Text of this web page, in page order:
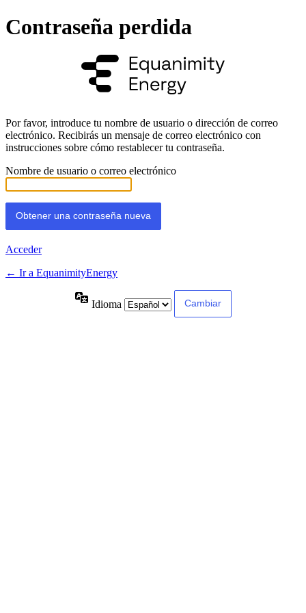
Contraseña perdida
Por favor, introduce tu nombre de usuario o dirección de correo
electrónico. Recibirás un mensaje de correo electrónico con
instrucciones sobre cómo restablecer tu contraseña.
Nombre de usuario o correo electrónico
Acceder
← Ir a EquanimityEnergy
Idioma